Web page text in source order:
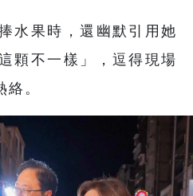
水果時，還幽默引用她
顆不一樣」，逗得現場
。